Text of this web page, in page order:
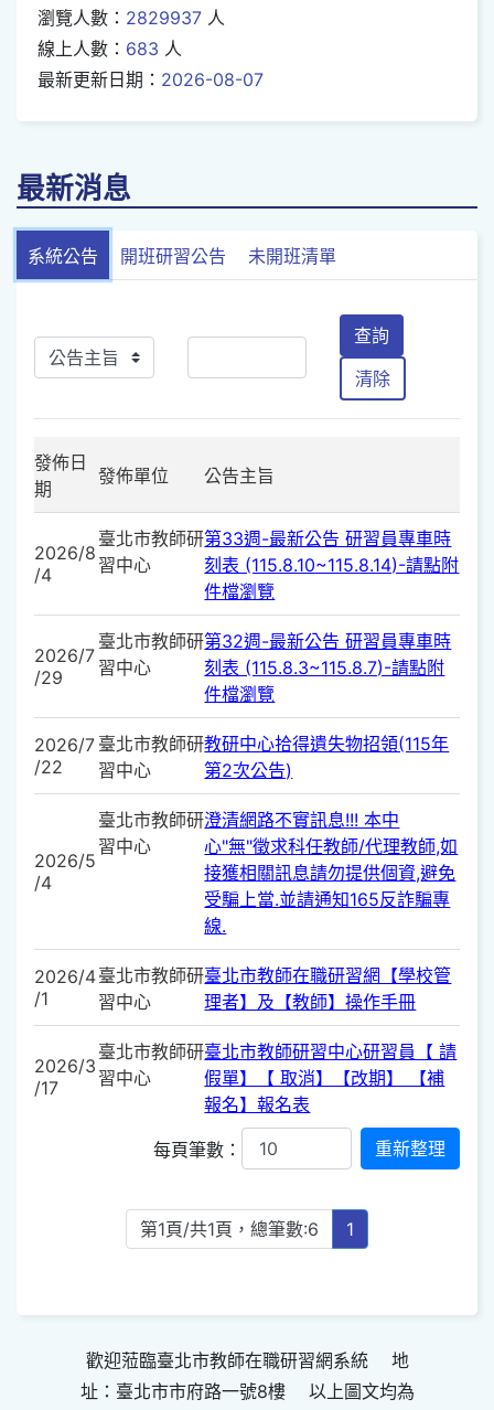
瀏覽人數： 2829937 人
線上人數： 683 人
最新更新日期： 2026-08-07
最新消息
系統公告 開班研習公告 未開班清單
查詢
清除
發佈日
期
發佈單位 公告主旨
2026/8
/4
臺北市教師研
習中心
第33週-最新公告 研習員專車時
刻表 (115.8.10~115.8.14)-請點附
件檔瀏覽
2026/7
/29
臺北市教師研
習中心
第32週-最新公告 研習員專車時
刻表 (115.8.3~115.8.7)-請點附
件檔瀏覽
2026/7
/22
臺北市教師研
習中心
教研中心拾得遺失物招領(115年
第2次公告)
2026/5
/4
臺北市教師研
習中心
澄清網路不實訊息!!! 本中
心"無"徵求科任教師/代理教師,如
接獲相關訊息請勿提供個資,避免
受騙上當.並請通知165反詐騙專
線.
2026/4
/1
臺北市教師研
習中心
臺北市教師在職研習網【學校管
理者】及【教師】操作手冊
2026/3
/17
臺北市教師研
習中心
臺北市教師研習中心研習員【 請
假單】【 取消】【改期】 【補
報名】報名表
每頁筆數：
第1頁/共1頁，總筆數:6 1
歡迎蒞臨臺北市教師在職研習網系統 地
址：臺北市市府路一號8樓 以上圖文均為